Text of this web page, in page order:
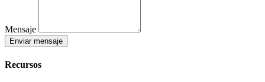
Mensaje
Enviar mensaje
Recursos